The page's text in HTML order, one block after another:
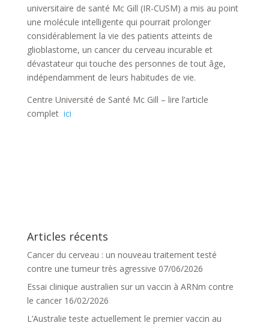
universitaire de santé Mc Gill (IR-CUSM) a mis au point
une molécule intelligente qui pourrait prolonger
considérablement la vie des patients atteints de
glioblastome, un cancer du cerveau incurable et
dévastateur qui touche des personnes de tout âge,
indépendamment de leurs habitudes de vie.
Centre Université de Santé Mc Gill – lire l’article
complet ici
Articles récents
Cancer du cerveau : un nouveau traitement testé
contre une tumeur très agressive 07/06/2026
Essai clinique australien sur un vaccin à ARNm contre
le cancer 16/02/2026
L’Australie teste actuellement le premier vaccin au